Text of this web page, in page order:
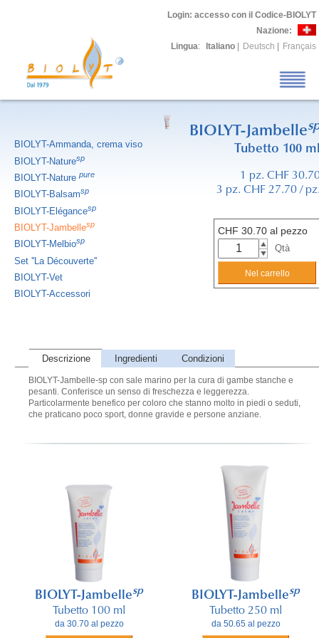
Login: accesso con il Codice-BIOLYT
Nazione:
Lingua: Italiano Deutsch Français
BIOLYT-Ammanda, crema viso
BIOLYT-Naturesp
BIOLYT-Naturepure
BIOLYT-Balsamsp
BIOLYT-Elégancesp
BIOLYT-Jambellesp
BIOLYT-Melbiosp
Set ''La Découverte''
BIOLYT-Vet
BIOLYT-Accessori
BIOLYT-Jambelle
Tubetto 100
1 pz. CHF
3 pz. CHF 27.70 /
CHF 30.70 al pezzo
Qtà
Descrizione Ingredienti Condizioni
BIOLYT-Jambelle-sp con sale marino per la cura di gambe stanche e
pesanti. Conferisce un senso di freschezza e leggerezza.
Particolarmente benefico per coloro che stanno molto in piedi o seduti,
che praticano poco sport, donne gravide e persone anziane.
BIOLYT-Jambellesp
Tubetto 100 ml
da 30.70 al pezzo
BIOLYT-Jambellesp
Tubetto 250 ml
da 50.65 al pezzo